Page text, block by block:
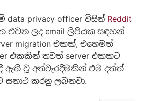
data privacy officer විසින් Reddit
එවන ලද email ලිපියක සඳහන්
migration එකක්, එහෙමත්
එකකින් තවත් server එකකට
ඇති වූ අත්වැරදීමකින් එම දත්ත්
සනාථ කරනු ලබනවා.